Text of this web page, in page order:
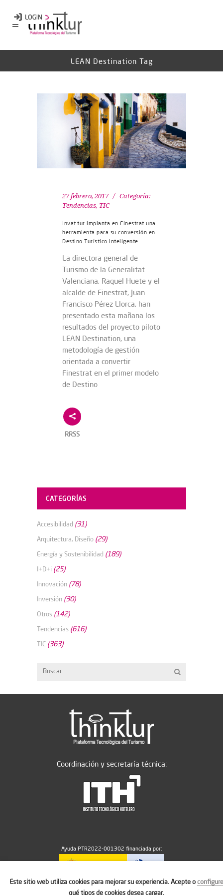
LEAN Destination Tag
27 febrero, 2017
Categoría:
Tendencias, TIC
Invat·tur implanta en Finestrat una
herramienta para su conversión en
Destino Turístico Inteligente
La directora general de
Turismo de la Generalitat
Valenciana, Raquel Huete y el
alcalde de Finestrat, Juan
Francisco Pérez Llorca, han
presentado esta mañana los
resultados del proyecto piloto
LEAN Destination, una
metodología de gestión
orientada a convertir
Finestrat en el primer modelo
de Destino
RRSS
CATEGORÍAS
Accesibilidad (31)
Arquitectura, Diseño (29)
Energía y Sostenibilidad (189)
I+D+i (25)
Innovación (78)
Inversión (30)
Otros (142)
Tendencias (616)
TIC (363)
Coordinación y secretaría técnica:
Ayuda PTR2022-001302 financiada por:
MICIU/AEI/10.13039/501100011033
Este sitio web utiliza cookies para mejorar su experiencia. Acepte oconfigure
qué tipos de cookies desea cargar.